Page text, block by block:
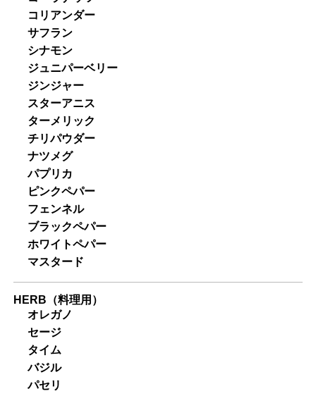
コリアンダー
サフラン
シナモン
ジュニパーベリー
ジンジャー
スターアニス
ターメリック
チリパウダー
ナツメグ
パプリカ
ピンクペパー
フェンネル
ブラックペパー
ホワイトペパー
マスタード
HERB（料理用）
オレガノ
セージ
タイム
バジル
パセリ